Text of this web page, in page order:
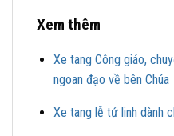
Xem thêm
Xe tang Công giáo,
ngoan đạo về bên Chúa
Xe tang lễ tứ linh dành